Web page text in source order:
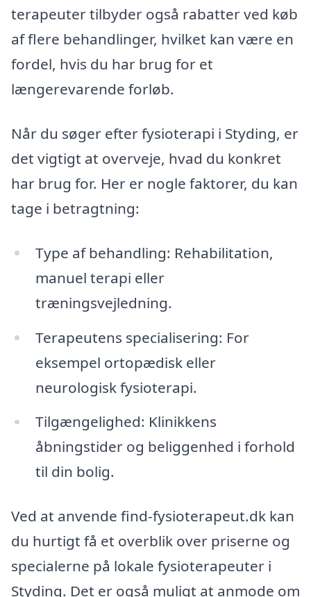
terapeuter tilbyder også rabatter ved køb
af flere behandlinger, hvilket kan være en
fordel, hvis du har brug for et
længerevarende forløb.
Når du søger efter fysioterapi i Styding, er
det vigtigt at overveje, hvad du konkret
har brug for. Her er nogle faktorer, du kan
tage i betragtning:
Type af behandling: Rehabilitation,
manuel terapi eller
træningsvejledning.
Terapeutens specialisering: For
eksempel ortopædisk eller
neurologisk fysioterapi.
Tilgængelighed: Klinikkens
åbningstider og beliggenhed i forhold
til din bolig.
Ved at anvende find-fysioterapeut.dk kan
du hurtigt få et overblik over priserne og
specialerne på lokale fysioterapeuter i
Styding. Det er også muligt at anmode om